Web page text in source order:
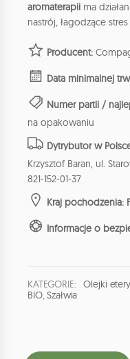
aromaterapii ma
nastrój, łagodzące
Producent:
Data minimalnej
Numer partii /
na opakowaniu
Dytrybutor w
Krzysztof Baran, ul.
821-152-01-37
Kraj pochodzenia:
Informacje o
KATEGORIE: Olejki
BIO,Szałwia